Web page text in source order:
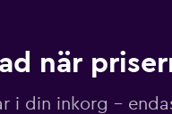
när
i din inkorg –